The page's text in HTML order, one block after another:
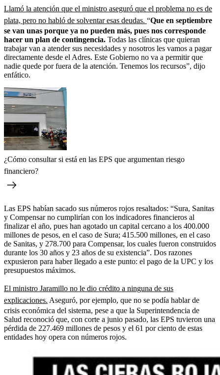
Llamó la atención que el ministro aseguró que el problema no es de
plata, pero no habló de solventar esas deudas. “Que en septiembre
se van unas porque ya no pueden más, pues nos corresponde
hacer un plan de contingencia. Todas las clínicas que quieran
trabajar van a atender sus necesidades y nosotros les vamos a pagar
directamente desde el Adres. Este Gobierno no va a permitir que
nadie quede por fuera de la atención. Tenemos los recursos”, dijo
enfático.
¿Cómo consultar si está en las EPS que argumentan riesgo
financiero?
Las EPS habían sacado sus números rojos resaltados: “Sura, Sanitas
y Compensar no cumplirían con los indicadores financieros al
finalizar el año, pues han agotado un capital cercano a los 400.000
millones de pesos, en el caso de Sura; 415.500 millones, en el caso
de Sanitas, y 278.700 para Compensar, los cuales fueron construidos
durante los 30 años y 23 años de su existencia”. Dos razones
expusieron para haber llegado a este punto: el pago de la UPC y los
presupuestos máximos.
El ministro Jaramillo no le dio crédito a ninguna de sus
explicaciones. Aseguró, por ejemplo, que no se podía hablar de
crisis económica del sistema, pese a que la Superintendencia de
Salud reconoció que, con corte a junio pasado, las EPS tuvieron una
pérdida de 227.469 millones de pesos y el 61 por ciento de estas
entidades hoy opera con números rojos.